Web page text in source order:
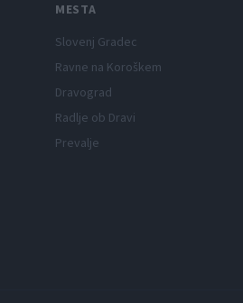
MESTA
Slovenj Gradec
Ravne na Koroškem
Dravograd
Radlje ob Dravi
Prevalje